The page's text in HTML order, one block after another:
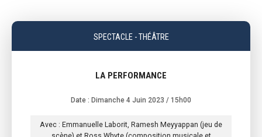
SPECTACLE - THÉÂTRE
LA PERFORMANCE
Date : Dimanche 4 Juin 2023 / 15h00
Avec : Emmanuelle Laborit, Ramesh Meyyappan (jeu de